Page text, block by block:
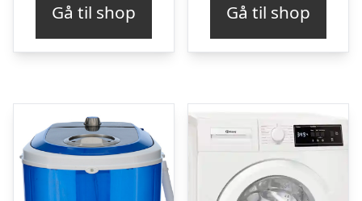
Gå til shop Gå til shop